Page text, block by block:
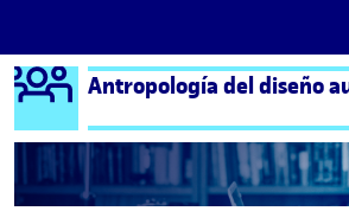
Saltar al contenido
Logo Ágora
Antropología del diseño